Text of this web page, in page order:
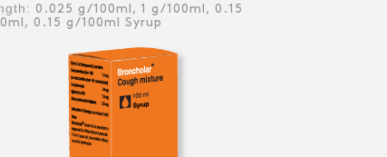
0.025 g/100ml, 1 g/100ml, 0.15
0.15 g/100ml Syrup